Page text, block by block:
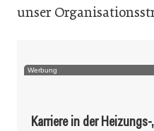
unser
Werbung
Karriere in der